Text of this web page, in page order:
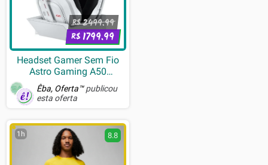
R$2499.99
R$1799.99
Headset Gamer Sem Fio
Astro Gaming A50
LIGHTSPEED + Base
Station (Gen 5) Com
Tecnologia PLAYSYNC
939-002229
Êba, Oferta™publicou
esta oferta
1h 8.8